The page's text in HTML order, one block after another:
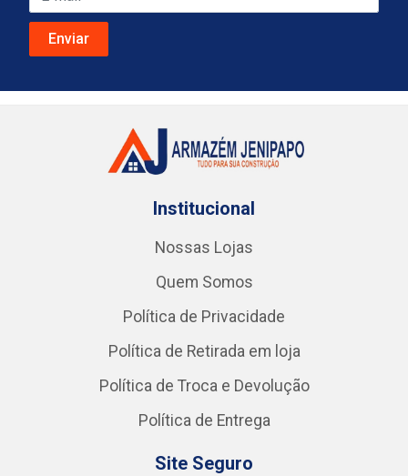
Institucional
Nossas Lojas
Quem Somos
Política de Privacidade
Política de Retirada em loja
Política de Troca e Devolução
Política de Entrega
Site Seguro